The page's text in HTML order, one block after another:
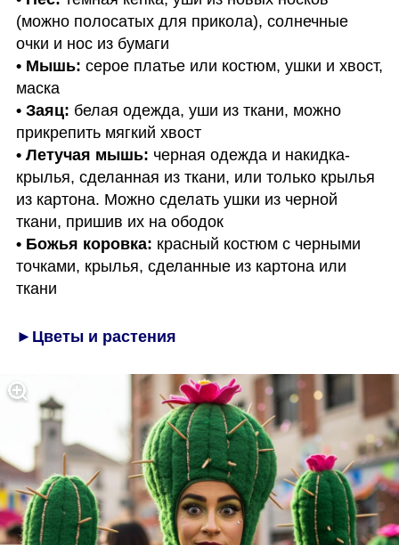
(можно полосатых для прикола), солнечные
• Мышь: серое платье или костюм, ушки и хвост,
маска
• Заяц: белая одежда, уши из ткани, можно
прикрепить мягкий хвост
• Летучая мышь: черная одежда и накидка-
крылья, сделанная из ткани, или только крылья
из картона. Можно сделать ушки из черной
ткани, пришив их на ободок
• Божья коровка: красный костюм с черными
точками, крылья, сделанные из картона или
ткани
►Цветы и растения